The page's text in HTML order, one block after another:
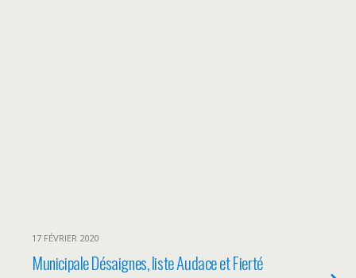
17 FÉVRIER 2020
Municipale Désaignes, liste Audace et Fierté